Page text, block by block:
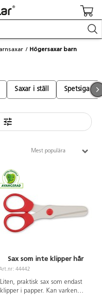
Högersaxar barn
Saxar i ställ Spetsiga
Mest populära
Sax som inte klipper hår
44442
Liten, praktisk sax som endast
klipper i papper. Kan varken